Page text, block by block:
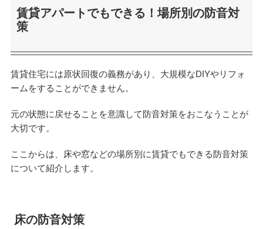
賃貸アパートでもできる！場所別の防音対
策
賃貸住宅には原状回復の義務があり、大規模なDIYやリフォ
ームをすることができません。
元の状態に戻せることを意識して防音対策をおこなうことが
大切です。
ここからは、床や窓などの場所別に賃貸でもできる防音対策
について紹介します。
床の防音対策